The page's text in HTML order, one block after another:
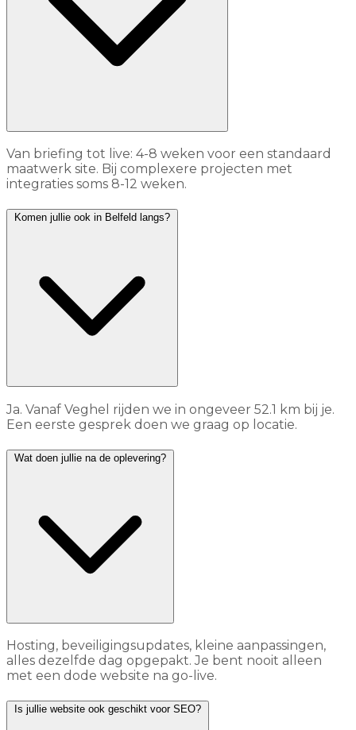
Van briefing tot live: 4-8 weken voor een standaard
maatwerk site. Bij complexere projecten met
integraties soms 8-12 weken.
Komen jullie ook in Belfeld langs?
Ja. Vanaf Veghel rijden we in ongeveer 52.1 km bij je.
Een eerste gesprek doen we graag op locatie.
Wat doen jullie na de oplevering?
Hosting, beveiligingsupdates, kleine aanpassingen,
alles dezelfde dag opgepakt. Je bent nooit alleen
met een dode website na go-live.
Is jullie website ook geschikt voor SEO?